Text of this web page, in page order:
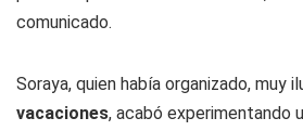
comunicado.
Soraya, quien había organizado, muy
vacaciones, acabó experimentando